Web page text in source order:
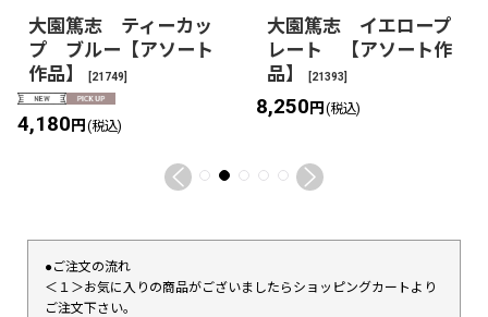
大園篤志 ティーカッ
プ ブルー【アソート
作品】
[21749]
4,180円 (税込)
大園篤志 イエロープ
レート 【アソート作
品】
[21393]
8,250円 (税込)
●ご注文の流れ
＜１＞お気に入りの商品がございましたらショッピングカートより
ご注文下さい。